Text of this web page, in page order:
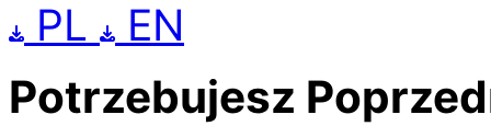
PL
EN
Potrzebujesz